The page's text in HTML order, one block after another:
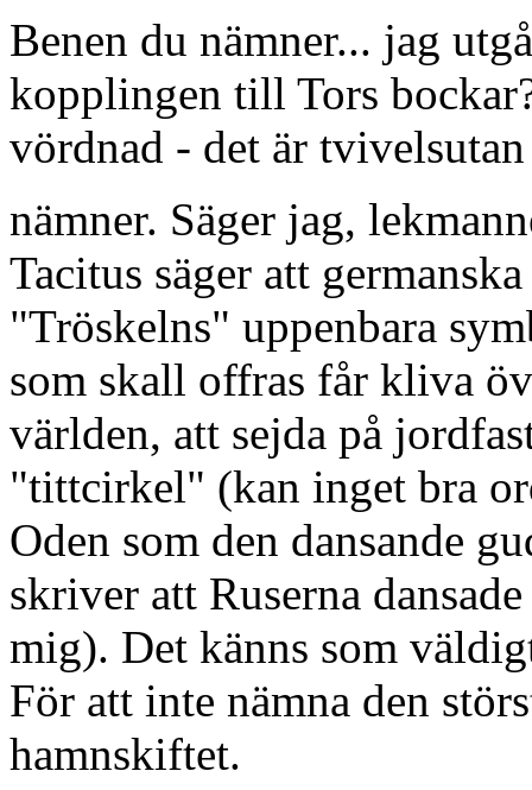
Benen du nämner... jag
kopplingen till Tors
vördnad - det är
nämner. Säger jag,
Tacitus säger att
"Tröskelns" uppenbara
som skall offras får kliva
världen, att sejda på
"tittcirkel" (kan inget bra
Oden som den dansande
skriver att Ruserna
mig). Det känns som
För att inte nämna den
hamnskiftet.